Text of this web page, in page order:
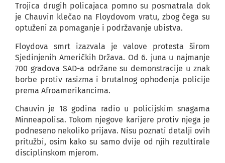
Trojica drugih policajaca pomno su posmatrala dok
je Chauvin klečao na Floydovom vratu, zbog čega su
optuženi za pomaganje i podržavanje ubistva.
Floydova smrt izazvala je valove protesta širom
Sjedinjenih Američkih Država. Od 6. juna u najmanje
700 gradova SAD-a održane su demonstracije u znak
borbe protiv rasizma i brutalnog ophođenja policije
prema Afroamerikancima.
Chauvin je 18 godina radio u policijskim snagama
Minneapolisa. Tokom njegove karijere protiv njega je
podneseno nekoliko prijava. Nisu poznati detalji ovih
pritužbi, osim kako su samo dvije od njih rezultirale
disciplinskom mjerom.